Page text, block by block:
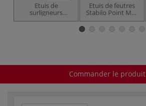
Etuis de
surligneurs
couleurs chaudes
Etuis de feutres
Stabilo Point Max
Arty
Commander le produit